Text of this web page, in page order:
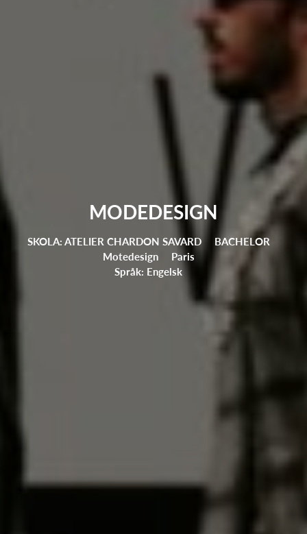
MODEDESIGN
SKOLA: ATELIER CHARDON SAVARD
BACHELOR
Motedesign
Paris
Språk: Engelsk